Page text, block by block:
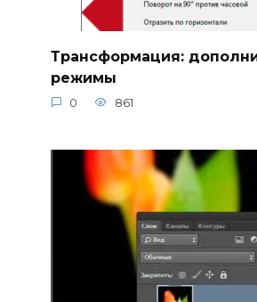
Трансформация:
режимы
0 861